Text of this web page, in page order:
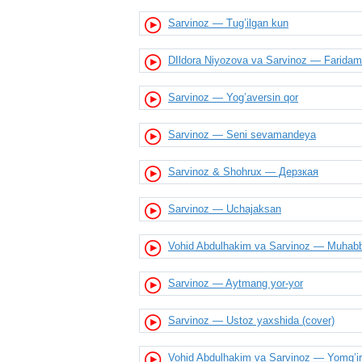
Sarvinoz — Tug’ilgan kun
DIldora Niyozova va Sarvinoz — Faridam
Sarvinoz — Yog’aversin qor
Sarvinoz — Seni sevamandeya
Sarvinoz & Shohrux — Дерзкая
Sarvinoz — Uchajaksan
Vohid Abdulhakim va Sarvinoz —
Sarvinoz — Aytmang yor-yor
Sarvinoz — Ustoz yaxshida (cover)
Vohid Abdulhakim va Sarvinoz — Yomg’ir